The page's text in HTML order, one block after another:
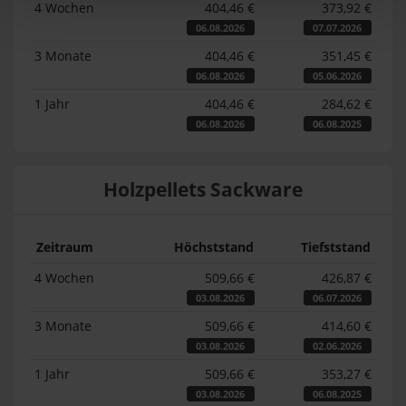
4 Wochen
404,46 €
06.08.2026
373,92 €
07.07.2026
3 Monate 404,46 €
06.08.2026
351,45 €
05.06.2026
1 Jahr 404,46 €
06.08.2026
284,62 €
06.08.2025
Holzpellets Sackware
Zeitraum Höchststand
Tiefststand
4 Wochen
509,66 €
03.08.2026
426,87 €
06.07.2026
3 Monate 509,66 €
03.08.2026
414,60 €
02.06.2026
1 Jahr 509,66 €
03.08.2026
353,27 €
06.08.2025